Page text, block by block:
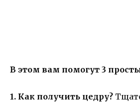
В этом вам помогут 3
1. Как получить цедру?